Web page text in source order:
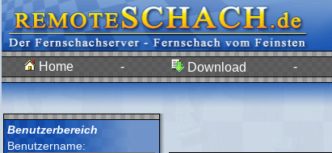
Home - Download -
Benutzerbereich
Benutzername: